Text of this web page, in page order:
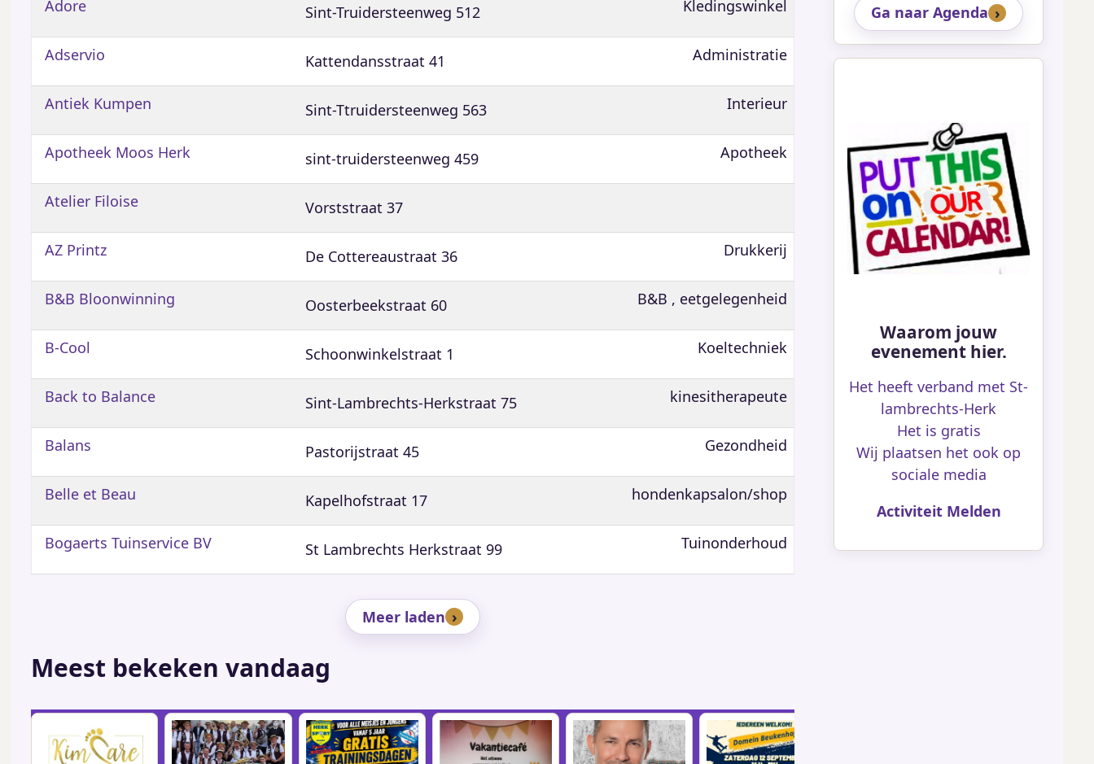
Adore Sint-Truidersteenweg 512 Kledingswinkel
Adservio Kattendansstraat 41 Administratie
Antiek Kumpen Sint-Ttruidersteenweg 563 Interieur
Apotheek Moos Herk sint-truidersteenweg 459 Apotheek
Atelier Filoise Vorststraat 37
AZ Printz De Cottereaustraat 36 Drukkerij
B&B Bloonwinning Oosterbeekstraat 60 B&B , eetgelegenheid
B-Cool Schoonwinkelstraat 1 Koeltechniek
Back to Balance Sint-Lambrechts-Herkstraat 75 kinesitherapeute
Balans Pastorijstraat 45 Gezondheid
Belle et Beau Kapelhofstraat 17 hondenkapsalon/shop
Bogaerts Tuinservice BV St Lambrechts Herkstraat 99 Tuinonderhoud
Meer laden
Meest bekeken vandaag
Ga naar Agenda
Waarom jouw
evenement hier.
Het heeft verband met St-
lambrechts-Herk
Het is gratis
Wij plaatsen het ook op
sociale media
Activiteit Melden